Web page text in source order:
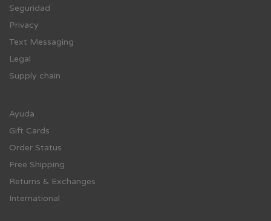
Seguridad
Privacy
Text Messaging
Legal
Supply chain
Ayuda
Gift Cards
Order Status
Free Shipping
Returns & Exchanges
International